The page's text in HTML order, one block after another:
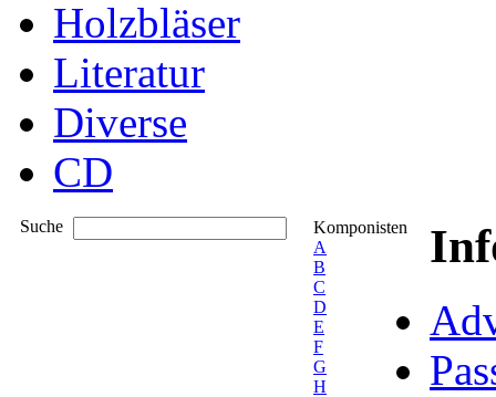
Holzbläser
Literatur
Diverse
CD
Suche
Komponisten
A
B
C
D
E
F
G
H